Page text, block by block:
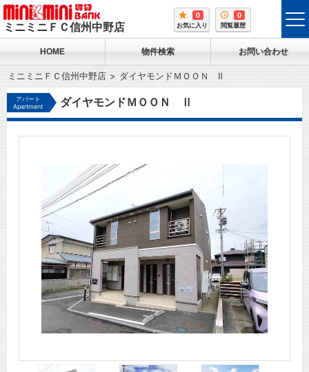
ミニミニＦＣ信州中野店
0
お気に入り
0
閲覧履歴
HOME 物件検索 お問い合わせ
ミニミニＦＣ信州中野店 ダイヤモンドＭＯＯＮ Ⅱ
アパート
Apartment
ダイヤモンドＭＯＯＮ Ⅱ